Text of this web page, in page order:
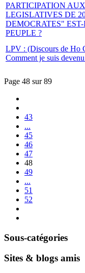
PARTICIPATION
LEGISLATIVES DE
DEMOCRATES"
PEUPLE ?
LPV : (Discours de Ho
Comment je suis
Page 48 sur 89
43
...
45
46
47
48
49
...
51
52
Sous-catégories
Sites & blogs amis